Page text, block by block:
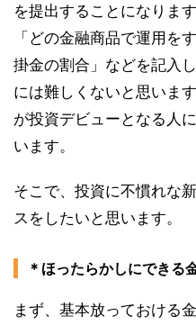
を提出することになりま
「どの金融商品で運用を
掛金の割合」などを記入
には難しくないと思います
が投資デビューとなる人
います。
そこで、投資に不慣れな
スをしたいと思います。
＊ほったらかしにできる
まず、基本放っておける